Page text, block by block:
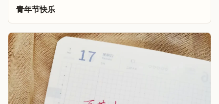
青年节快乐